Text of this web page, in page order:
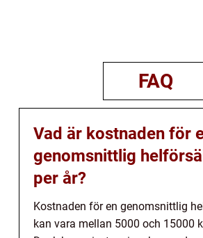
FAQ
Vad är kostnaden för
genomsnittlig
per år?
Kostnaden för en genomsnittlig
kan vara mellan 5000 och 15000